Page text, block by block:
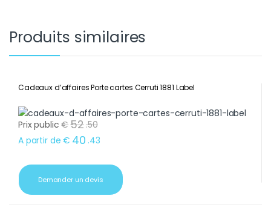
Produits similaires
Cadeaux d’affaires Porte cartes Cerruti 1881 Label
Prix public €52.50
A partir de € 40 .43
Demander un devis